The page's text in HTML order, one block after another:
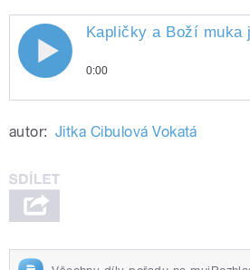
Kapličky a Boží
0:00
mlčenlivými svědky života
autor: Jitka Cibulová Vokatá